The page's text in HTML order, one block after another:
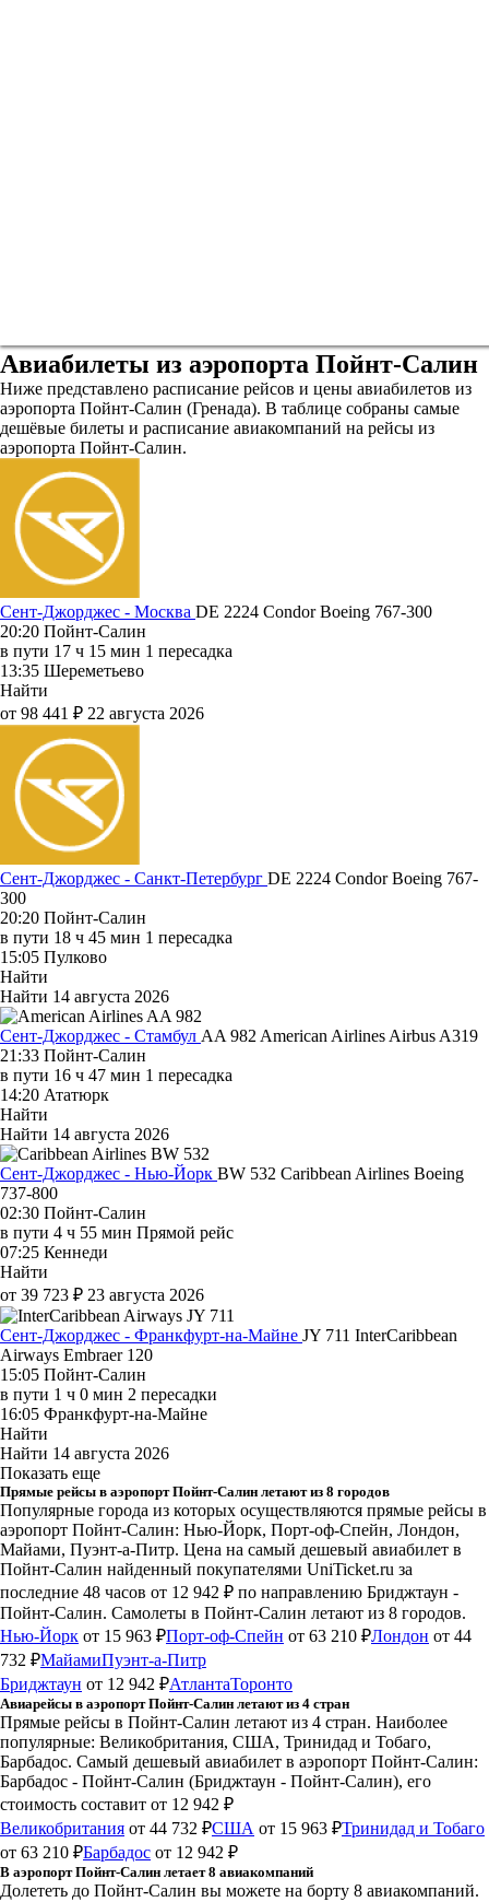
Авиабилеты из аэропорта Пойнт-Салин
Ниже представлено расписание рейсов и цены авиабилетов из
аэропорта Пойнт-Салин (Гренада). В таблице собраны самые
дешёвые билеты и расписание авиакомпаний на рейсы из
аэропорта Пойнт-Салин.
Сент-Джорджес - Москва DE 2224 CondorBoeing 767-300
20:20 Пойнт-Салин
в пути 17 ч 15 мин 1 пересадка
13:35 Шереметьево
Найти
от 98 441 ₽ 22 августа 2026
Сент-Джорджес - Санкт-Петербург DE 2224 CondorBoeing 767-
300
20:20 Пойнт-Салин
в пути 18 ч 45 мин 1 пересадка
15:05 Пулково
Найти
Найти 14 августа 2026
Сент-Джорджес - Стамбул AA 982 American Airlines Airbus A319
21:33 Пойнт-Салин
в пути 16 ч 47 мин 1 пересадка
14:20 Ататюрк
Найти
Найти 14 августа 2026
Сент-Джорджес - Нью-Йорк BW 532 Caribbean Airlines Boeing
737-800
02:30 Пойнт-Салин
в пути 4 ч 55 мин Прямой рейс
07:25 Кеннеди
Найти
от 39 723 ₽ 23 августа 2026
Сент-Джорджес - Франкфурт-на-Майне JY 711 InterCaribbean
Airways Embraer 120
15:05 Пойнт-Салин
в пути 1 ч 0 мин 2 пересадки
16:05 Франкфурт-на-Майне
Найти
Найти 14 августа 2026
Показать еще
Прямые рейсы в аэропорт Пойнт-Салин летают из 8 городов
Популярные города из которых осуществляются прямые рейсы в
аэропорт Пойнт-Салин: Нью-Йорк, Порт-оф-Спейн, Лондон,
Майами, Пуэнт-а-Питр. Цена на самый дешевый авиабилет в
Пойнт-Салин найденный покупателями UniTicket.ru за
последние 48 часов от 12 942 ₽ по направлению Бриджтаун -
Пойнт-Салин. Самолеты в Пойнт-Салин летают из 8 городов.
Нью-Йорк от 15 963 ₽Порт-оф-Спейн от 63 210 ₽Лондон от 44
732 ₽МайамиПуэнт-а-Питр
Бриджтаун от 12 942 ₽АтлантаТоронто
Авиарейсы в аэропорт Пойнт-Салин летают из 4 стран
Прямые рейсы в Пойнт-Салин летают из 4 стран. Наиболее
популярные: Великобритания, США, Тринидад и Тобаго,
Барбадос. Самый дешевый авиабилет в аэропорт Пойнт-Салин:
Барбадос - Пойнт-Салин (Бриджтаун - Пойнт-Салин), его
стоимость составит от 12 942 ₽
Великобритания от 44 732 ₽США от 15 963 ₽Тринидад и Тобаго
от 63 210 ₽Барбадос от 12 942 ₽
В аэропорт Пойнт-Салин летает 8 авиакомпаний
Долететь до Пойнт-Салин вы можете на борту 8 авиакомпаний.